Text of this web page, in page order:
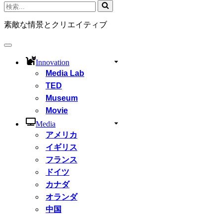
ン
メ
ニ
ュ
検
索...
素敵な情景とクリエイティブ
ナ
Innovation
Media Lab
TED
Museum
Movie
Media
アメリカ
イギリス
フランス
ドイツ
カナダ
オランダ
中国